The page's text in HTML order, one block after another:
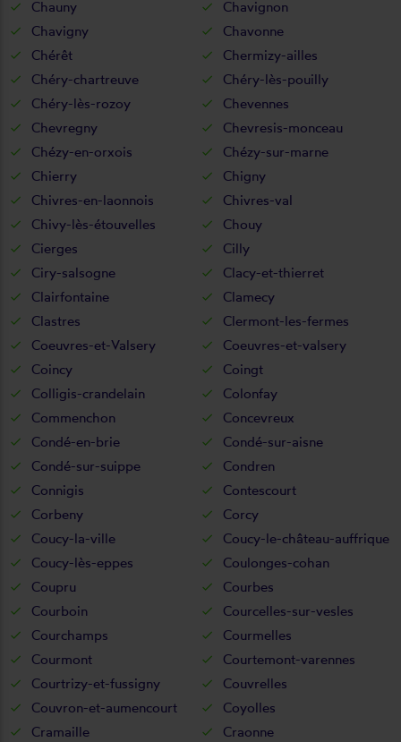
Chauny
Chavignon
Chavigny
Chavonne
Chérêt
Chermizy-ailles
Chéry-chartreuve
Chéry-lès-pouilly
Chéry-lès-rozoy
Chevennes
Chevregny
Chevresis-monceau
Chézy-en-orxois
Chézy-sur-marne
Chierry
Chigny
Chivres-en-laonnois
Chivres-val
Chivy-lès-étouvelles
Chouy
Cierges
Cilly
Ciry-salsogne
Clacy-et-thierret
Clairfontaine
Clamecy
Clastres
Clermont-les-fermes
Coeuvres-et-Valsery
Coeuvres-et-valsery
Coincy
Coingt
Colligis-crandelain
Colonfay
Commenchon
Concevreux
Condé-en-brie
Condé-sur-aisne
Condé-sur-suippe
Condren
Connigis
Contescourt
Corbeny
Corcy
Coucy-la-ville
Coucy-le-château-auffrique
Coucy-lès-eppes
Coulonges-cohan
Coupru
Courbes
Courboin
Courcelles-sur-vesles
Courchamps
Courmelles
Courmont
Courtemont-varennes
Courtrizy-et-fussigny
Couvrelles
Couvron-et-aumencourt
Coyolles
Cramaille
Craonne